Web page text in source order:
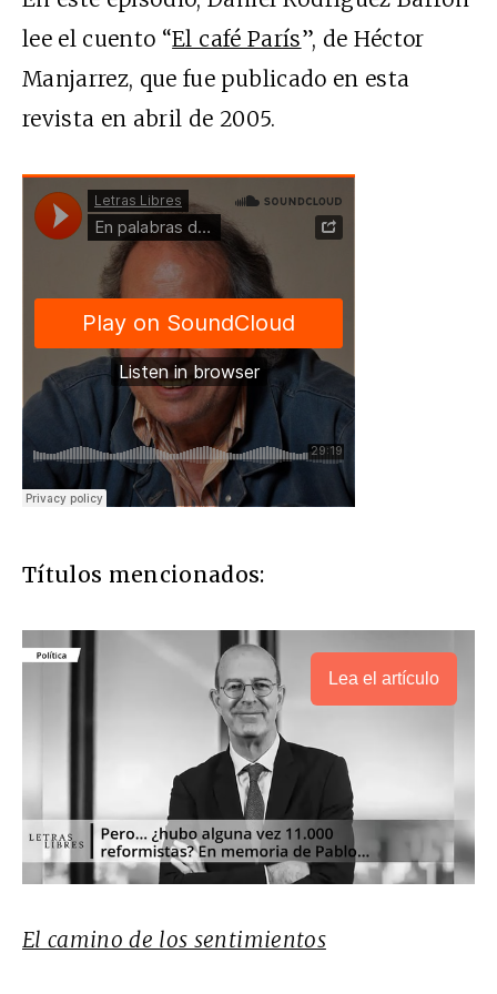
lee el cuento “El café París”, de Héctor
Manjarrez, que fue publicado en esta
revista en abril de 2005.
Títulos mencionados:
Lea el artículo
El camino de los sentimientos